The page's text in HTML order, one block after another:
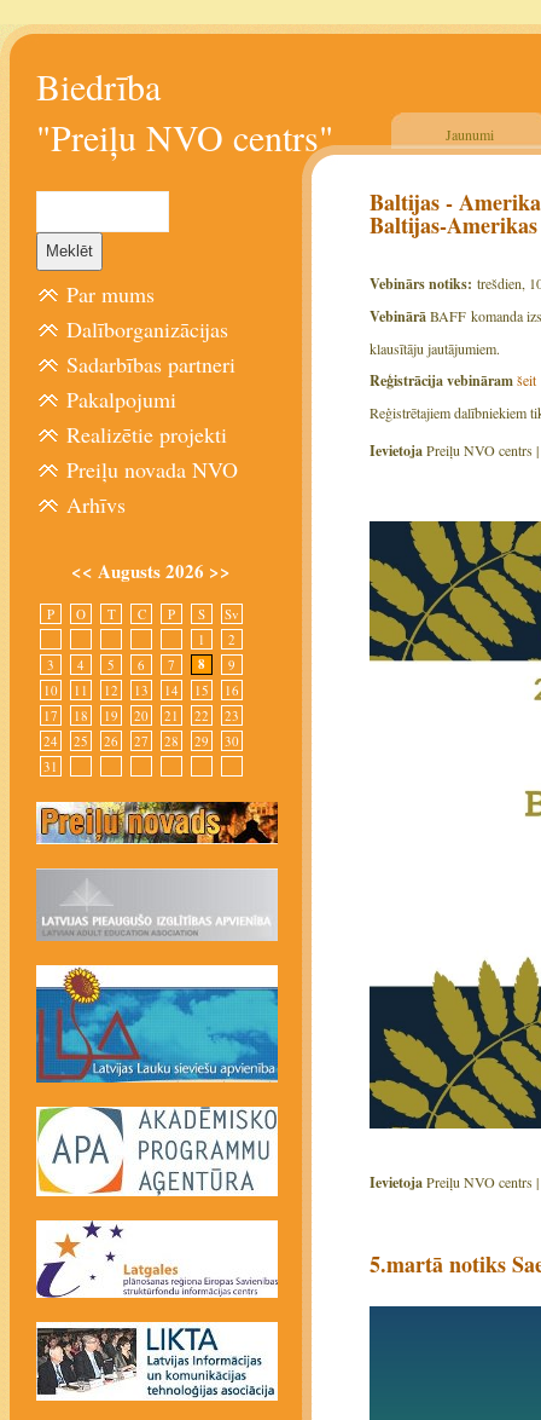
Biedrība
"Preiļu NVO centrs"
Jaunumi
Baltijas -
Baltijas-
Vebinārs notiks: trešdien,
VebinārāBAFF komanda
klausītāju jautājumiem.
Reģistrācija vebināramšeit
Reģistrētajiem dalībniekiem
IevietojaPreiļu NVO centrs |
IevietojaPreiļu NVO centrs |
5.martā notiks
Par mums
Dalīborganizācijas
Sadarbības partneri
Pakalpojumi
Realizētie projekti
Preiļu novada NVO
Arhīvs
<< Augusts 2026 >>
P O T C P S
Sv
1
2
3
4 5 6 7 8
9
10
11 12 13 14 15
16
17
18 19 20 21 22
23
24
25 26 27 28 29
30
31